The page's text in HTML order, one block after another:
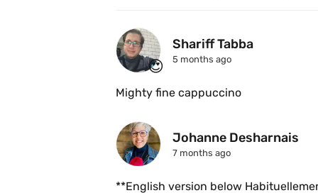
😍
Shariff Tabba
5 months ago
Johanne Desharnais
7 months ago
**English version below